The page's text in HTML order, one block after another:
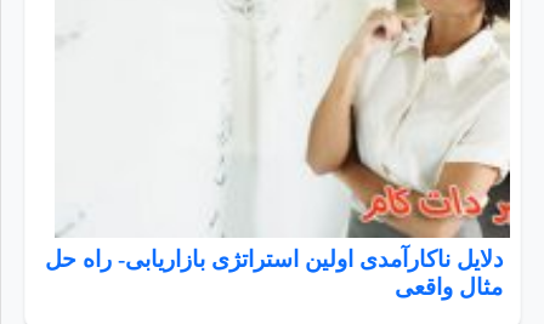
دلایل ناکارآمدی اولین استراتژی بازاریابی- راه حل
مثال واقعی